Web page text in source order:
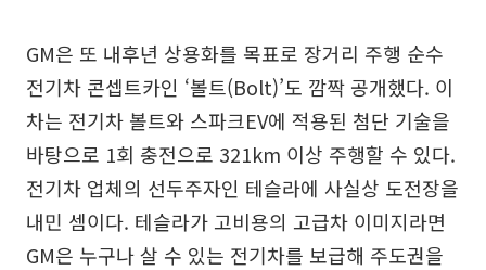
GM은 또 내후년 상용화를 목표로 장거리 주행 순수
전기차 콘셉트카인 ‘볼트(Bolt)’도 깜짝 공개했다. 이
차는 전기차 볼트와 스파크EV에 적용된 첨단 기술을
바탕으로 1회 충전으로 321km 이상 주행할 수 있다.
전기차 업체의 선두주자인 테슬라에 사실상 도전장을
내민 셈이다. 테슬라가 고비용의 고급차 이미지라면
GM은 누구나 살 수 있는 전기차를 보급해 주도권을